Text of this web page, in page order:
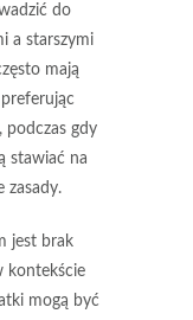
do
a starszymi
mają
podczas gdy
stawiać na
zasady.
jest brak
kontekście
mogą być